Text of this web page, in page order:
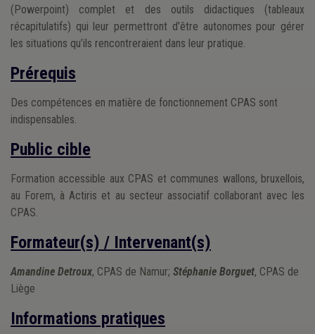
(Powerpoint) complet et des outils didactiques (tableaux
récapitulatifs) qui leur permettront d’être autonomes pour gérer
les situations qu’ils rencontreraient dans leur pratique.
Prérequis
Des compétences en matière de fonctionnement CPAS sont
indispensables.
Public cible
Formation accessible aux CPAS et communes wallons, bruxellois,
au Forem, à Actiris et au secteur associatif collaborant avec les
CPAS.
Formateur(s) / Intervenant(s)
Amandine Detroux, CPAS de Namur; Stéphanie Borguet, CPAS de
Liège
Informations pratiques